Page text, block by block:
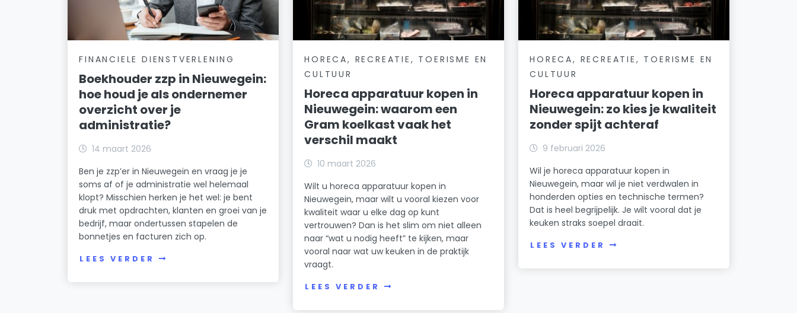
FINANCIELE DIENSTVERLENING
Boekhouder zzp in Nieuwegein:
hoe houd je als ondernemer
overzicht over je
administratie?
14 maart 2026
Ben je zzp’er in Nieuwegein en vraag je je
soms af of je administratie wel helemaal
klopt? Misschien herken je het wel: je bent
druk met opdrachten, klanten en groei van je
bedrijf, maar ondertussen stapelen de
bonnetjes en facturen zich op.
LEES VERDER
HORECA, RECREATIE, TOERISME EN
CULTUUR
Horeca apparatuur kopen in
Nieuwegein: waarom een
Gram koelkast vaak het
verschil maakt
10 maart 2026
Wilt u horeca apparatuur kopen in
Nieuwegein, maar wilt u vooral kiezen voor
kwaliteit waar u elke dag op kunt
vertrouwen? Dan is het slim om niet alleen
naar “wat u nodig heeft” te kijken, maar
vooral naar wat uw keuken in de praktijk
vraagt.
LEES VERDER
HORECA, RECREATIE, TOERISME EN
CULTUUR
Horeca apparatuur kopen in
Nieuwegein: zo kies je kwaliteit
zonder spijt achteraf
9 februari 2026
Wil je horeca apparatuur kopen in
Nieuwegein, maar wil je niet verdwalen in
honderden opties en technische termen?
Dat is heel begrijpelijk. Je wilt vooral dat je
keuken straks soepel draait.
LEES VERDER